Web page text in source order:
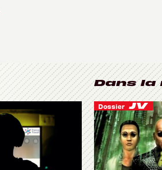
Dans la
Dossier